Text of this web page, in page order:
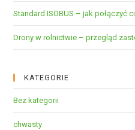
Standard ISOBUS – jak połączyć
Drony w rolnictwie – przegląd
KATEGORIE
Bez kategorii
chwasty